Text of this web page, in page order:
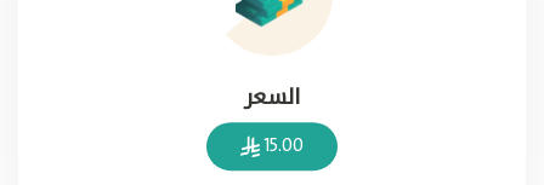
السعر
15.00